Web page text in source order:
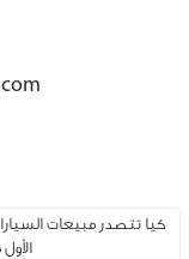
كيا تتصدر مبيعات
الأول